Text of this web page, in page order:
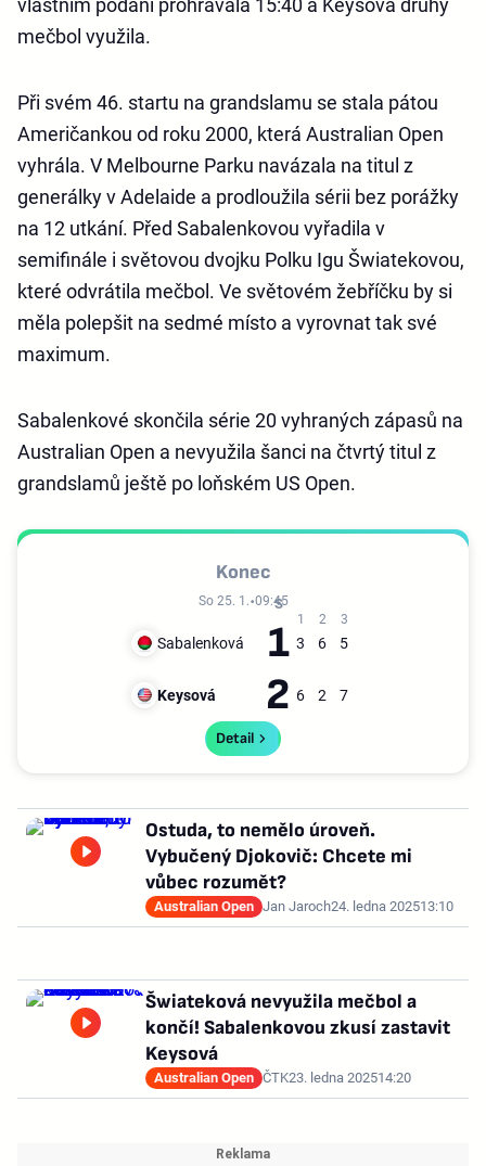
vlastním podání prohrávala 15:40 a Keysová druhý
mečbol využila.
Při svém 46. startu na grandslamu se stala pátou
Američankou od roku 2000, která Australian Open
vyhrála. V Melbourne Parku navázala na titul z
generálky v Adelaide a prodloužila sérii bez porážky
na 12 utkání. Před Sabalenkovou vyřadila v
semifinále i světovou dvojku Polku Igu Šwiatekovou,
které odvrátila mečbol. Ve světovém žebříčku by si
měla polepšit na sedmé místo a vyrovnat tak své
maximum.
Sabalenkové skončila série 20 vyhraných zápasů na
Australian Open a nevyužila šanci na čtvrtý titul z
grandslamů ještě po loňském US Open.
Konec
So 25. 1. 09:45
Sabalenková 1 3 6 5
Keysová 2 6 2 7
Detail
Ostuda, to nemělo úroveň.
Vybučený Djokovič: Chcete mi
vůbec rozumět?
Australian Open Jan Jaroch24. ledna 202513:10
Šwiateková nevyužila mečbol a
končí! Sabalenkovou zkusí zastavit
Keysová
Australian Open ČTK23. ledna 202514:20